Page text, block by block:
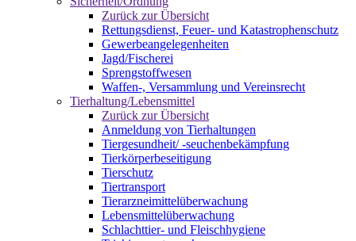
Zurück zur Übersicht
Rettungsdienst, Feuer- und Katastrophenschutz
Gewerbeangelegenheiten
Jagd/Fischerei
Sprengstoffwesen
Waffen-, Versammlung und Vereinsrecht
Tierhaltung/Lebensmittel
Zurück zur Übersicht
Anmeldung von Tierhaltungen
Tiergesundheit/ -seuchenbekämpfung
Tierkörperbeseitigung
Tierschutz
Tiertransport
Tierarzneimittelüberwachung
Lebensmittelüberwachung
Schlachttier- und Fleischhygiene